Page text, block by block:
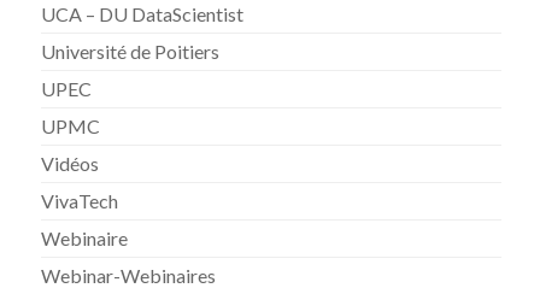
UCA – DU DataScientist
Université de Poitiers
UPEC
UPMC
Vidéos
VivaTech
Webinaire
Webinar-Webinaires